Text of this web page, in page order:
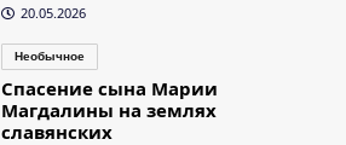
20.05.2026
Необычное
Спасение сына Марии
Магдалины на землях
славянских